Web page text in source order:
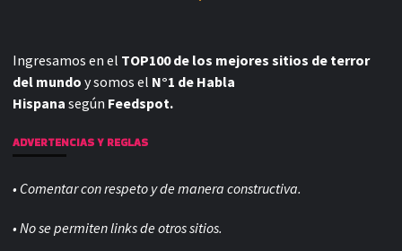
Ingresamos en el TOP100 de los mejores sitios de terror
del mundo y somos el N°1 de Habla
Hispana según Feedspot.
ADVERTENCIAS Y REGLAS
• Comentar con respeto y de manera constructiva.
• No se permiten links de otros sitios.